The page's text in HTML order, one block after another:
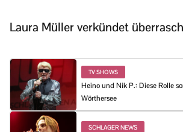
Laura Müller verkündet
TV SHOWS
Heino und Nik P.: Diese Rolle
Wörthersee
SCHLAGER NEWS